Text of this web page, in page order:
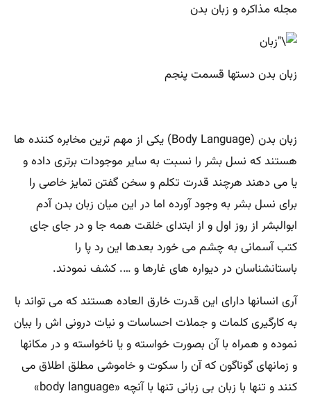
مجله مذاکره و زبان بدن
زبان بدن دستها قسمت پنجم
زبان بدن (Body Language) یکی از مهم ترین مخابره کننده ها
هستند که نسل بشر را نسبت به سایر موجودات برتری داده و
یا می دهند هرچند قدرت تکلم و سخن گفتن تمایز خاصی را
برای نسل بشر به وجود آورده اما در این میان زبان بدن آدم
ابوالبشر از روز اول و از ابتدای خلقت همه جا و در جای جای
کتب آسمانی به چشم می خورد بعدها این رد پا را
باستانشناسان در دیواره های غارها و …. کشف نمودند.
آری انسانها دارای این قدرت خارق العاده هستند که می تواند با
به کارگیری کلمات و جملات احساسات و نیات درونی اش را بیان
نموده و همراه با آن بصورت خواسته و یا ناخواسته و در مکانها
و زمانهای گوناگون که آن را سکوت و خاموشی مطلق اطلاق می
کنند و تنها با زبان بی زبانی تنها با آنچه «body language»